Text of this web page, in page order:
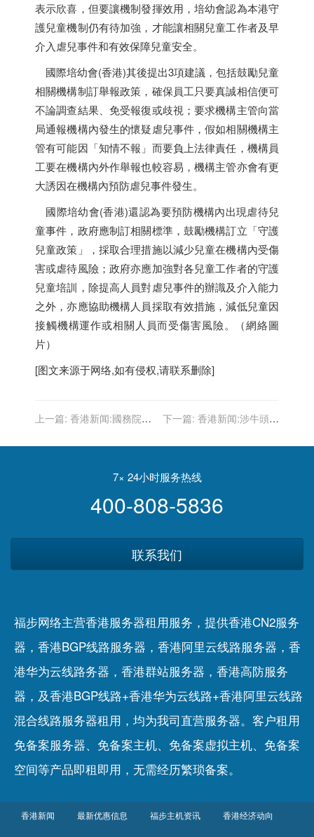
表示欣喜，但要讓機制發揮效用，培幼會認為本港守
護兒童機制仍有待加強，才能讓相關兒童工作者及早
介入虐兒事件和有效保障兒童安全。
國際培幼會(香港)其後提出3項建議，包括鼓勵兒童
相關機構制訂舉報政策，確保員工只要真誠相信便可
不論調查結果、免受報復或歧視；要求機構主管向當
局通報機構內發生的懷疑虐兒事件，假如相關機構主
管有可能因「知情不報」而要負上法律責任，機構員
工要在機構內外作舉報也較容易，機構主管亦會有更
大誘因在機構內預防虐兒事件發生。
國際培幼會(香港)還認為要預防機構內出現虐待兒
童事件，政府應制訂相關標準，鼓勵機構訂立「守護
兒童政策」，採取合理措施以減少兒童在機構內受傷
害或虐待風險；政府亦應加強對各兒童工作者的守護
兒童培訓，除提高人員對虐兒事件的辦識及介入能力
之外，亦應協助機構人員採取有效措施，減低兒童因
接觸機構運作或相關人員而受傷害風險。（網絡圖
片）
[图文来源于网络,如有侵权,请联系删除]
上一篇: 香港新闻:國務院港
兒在東京奧運會創造佳績
下一篇: 香港新闻:涉牛頭角
至10個月
7× 24小时服务热线
400-808-5836
联系我们
福步网络主营香港服务器租用服务，提供香港CN2服务
器，香港BGP线路服务器，香港阿里云线路服务器，香
港华为云线路务器，香港群站服务器，香港高防服务
器，及香港BGP线路+香港华为云线路+香港阿里云线路
混合线路服务器租用，均为我司直营服务器。客户租用
免备案服务器、 免备案主机、 免备案虚拟主机、 免备案
空间等产品即租即用，无需经历繁琐备案。
香港新闻 最新优惠信息 福步主机资讯 香港经济动向